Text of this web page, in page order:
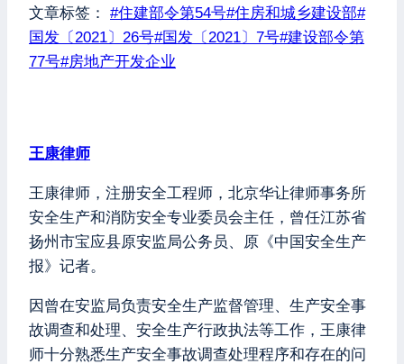
文章标签： #住建部令第54号#住房和城乡建设部#
国发〔2021〕26号#国发〔2021〕7号#建设部令第
77号#房地产开发企业
王康律师
王康律师，注册安全工程师，北京华让律师事务所
安全生产和消防安全专业委员会主任，曾任江苏省
扬州市宝应县原安监局公务员、原《中国安全生产
报》记者。
因曾在安监局负责安全生产监督管理、生产安全事
故调查和处理、安全生产行政执法等工作，王康律
师十分熟悉生产安全事故调查处理程序和存在的问